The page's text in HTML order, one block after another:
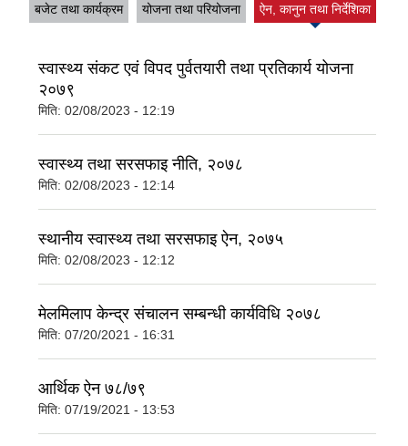
बजेट तथा कार्यक्रम योजना तथा परियोजना ऐन, कानुन तथा निर्देशिका
(active tab)
स्वास्थ्य संकट एवं विपद पुर्वतयारी तथा प्रतिकार्य योजना
२०७९
मिति: 02/08/2023 - 12:19
स्वास्थ्य तथा सरसफाइ नीति, २०७८
मिति: 02/08/2023 - 12:14
स्थानीय स्वास्थ्य तथा सरसफाइ ऐन, २०७५
मिति: 02/08/2023 - 12:12
मेलमिलाप केन्द्र संचालन सम्बन्धी कार्यविधि २०७८
मिति: 07/20/2021 - 16:31
आर्थिक ऐन ७८/७९
मिति: 07/19/2021 - 13:53